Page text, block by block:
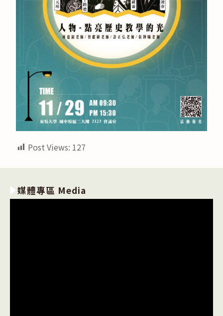
Post Views: 127
媒體專區 Media